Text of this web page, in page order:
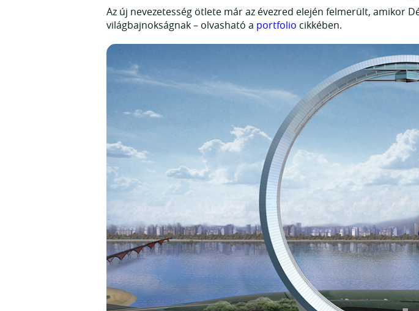
Az új nevezetesség ötlete már az évezred elején felmerült, amikor
világbajnokságnak – olvasható a portfolio cikkében.